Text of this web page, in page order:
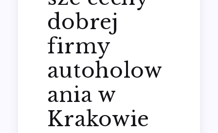
dobrej
firmy
autoholow
ania w
Krakowie